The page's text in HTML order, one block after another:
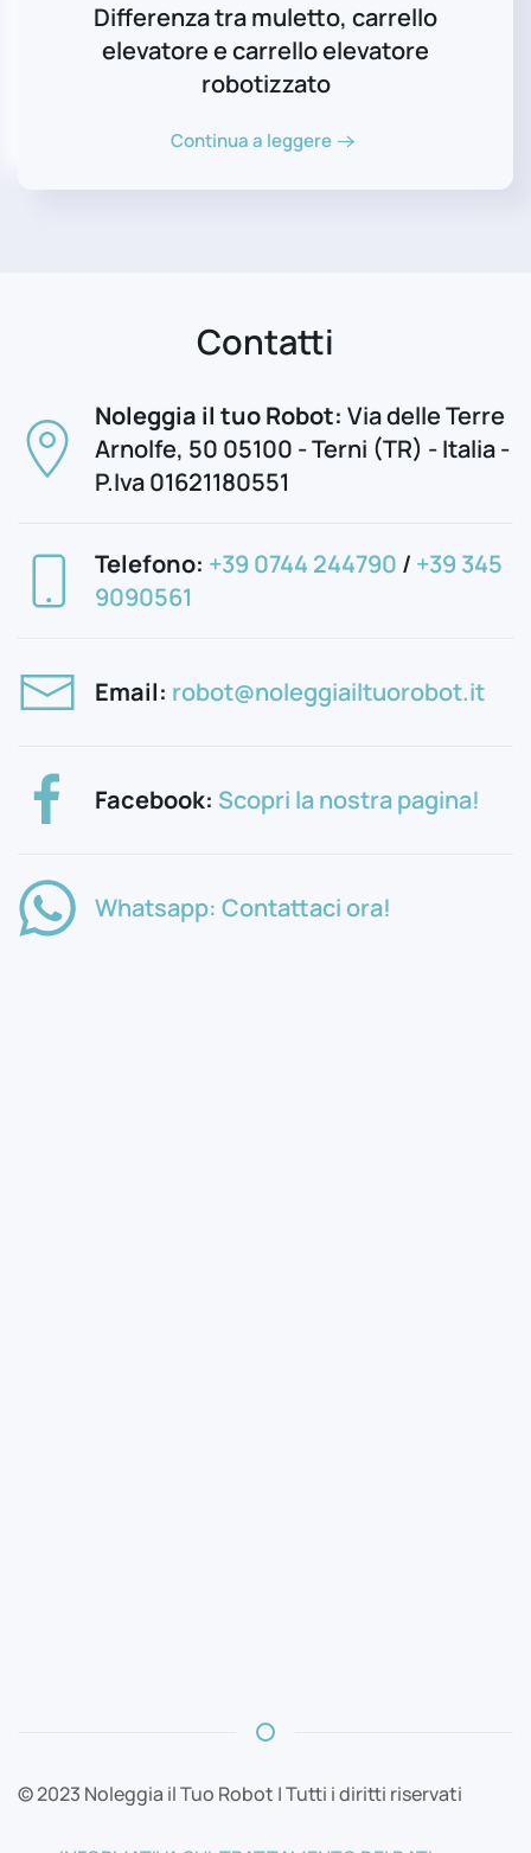
Differenza tra muletto, carrello
elevatore e carrello elevatore
robotizzato
Continua a leggere
Contatti
Noleggia il tuo Robot: Via delle Terre
Arnolfe, 50 05100 - Terni (TR) - Italia -
P.Iva 01621180551
Telefono: +39 0744 244790 / +39 345
9090561
Email: robot@noleggiailtuorobot.it
Facebook: Scopri la nostra pagina!
Whatsapp: Contattaci ora!
© 2023 Noleggia il Tuo Robot | Tutti i diritti riservati